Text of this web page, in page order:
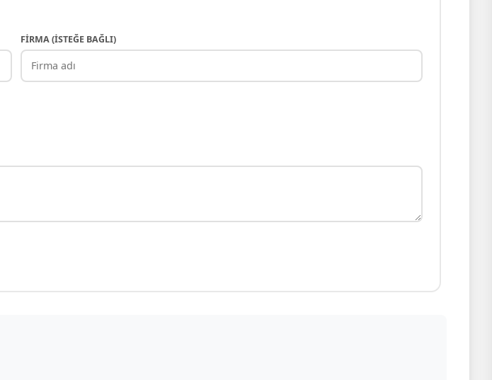
FIRMA (ISTEĞE BAĞLI)